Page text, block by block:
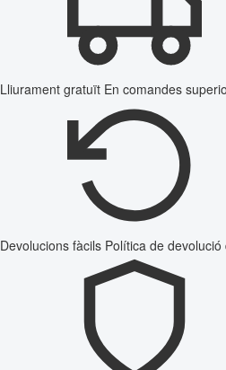
Lliurament gratuït En comandes
Devolucions fàcils Política de